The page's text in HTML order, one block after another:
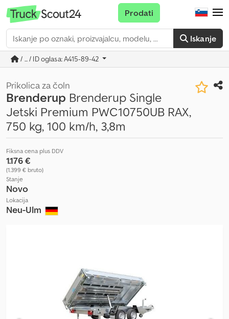
Iskanje
Prodati
/ ... / ID oglasa: A415-89-42
Prikolica za čoln
Brenderup Brenderup Single
Jetski Premium PWC10750UB RAX,
750 kg, 100 km/h, 3,8m
Fiksna cena plus DDV
1.176 €
(1.399 € bruto)
Stanje
Novo
Lokacija
Neu-Ulm